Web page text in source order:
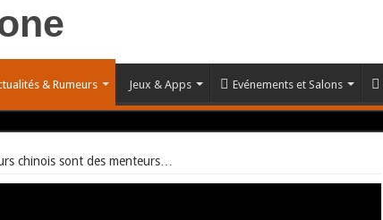
& Rumeurs Jeux & Apps Evénements et Salons
chinois sont des menteurs…